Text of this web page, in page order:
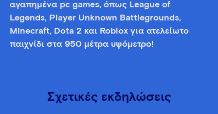
αγαπημένα pc games, όπως League of
Legends, Player Unknown Battlegrounds,
Minecraft, Dota 2 και Roblox για ατελείωτο
παιχνίδι στα 950 μέτρα υψόμετρο!
Σχετικές εκδηλώσεις